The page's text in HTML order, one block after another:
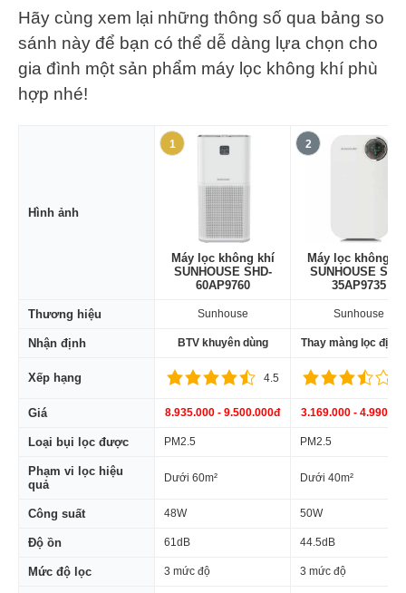
Hãy cùng xem lại những thông số qua bảng so
sánh này để bạn có thể dễ dàng lựa chọn cho
gia đình một sản phẩm máy lọc không khí phù
hợp nhé!
Hình ảnh
1
Máy lọc không khí
SUNHOUSE SHD-
60AP9760
2
Máy lọc không
SUNHOUSE
35AP9735
Thương hiệu Sunhouse Sunhouse
Nhận định BTV khuyên dùng Thay màng lọc định
Xếp hạng 4.5
Giá 8.935.000 - 9.500.000đ 3.169.000 -
Loại bụi lọc được PM2.5 PM2.5
Phạm vi lọc hiệu
quả
Dưới 60m² Dưới 40m²
Công suất 48W 50W
Độ ồn 61dB 44.5dB
Mức độ lọc 3 mức độ 3 mức độ